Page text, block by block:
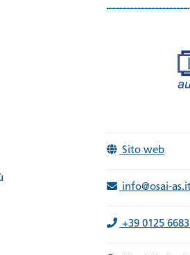
Sito web
info@osai-
+39 0125